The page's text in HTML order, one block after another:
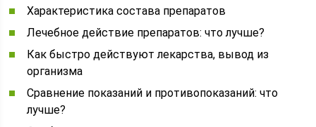
Характеристика состава препаратов
Лечебное действие препаратов: что лучше?
Как быстро действуют лекарства, вывод из
организма
Сравнение показаний и противопоказаний: что
лучше?